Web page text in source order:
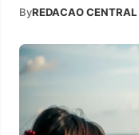
ByREDACAO CENTRAL